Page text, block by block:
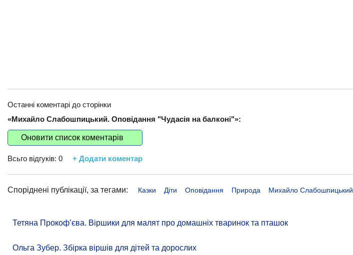
Останні коментарі до сторінки
«Михайло Слабошпицький. Оповідання "Чудасія на балконі"»:
Оновити список коментарів
Всьго відгуків: 0 + Додати коментар
Споріднені публікації, за тегами: Казки Діти Оповідання Природа Михайло Слабошпицький
Тетяна Прокоф’єва. Віршики для малят про домашніх тваринок та пташок
Ольга Зубер. Збірка віршів для дітей та дорослих